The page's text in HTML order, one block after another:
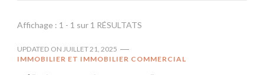
Affichage : 1 - 1 sur 1 RÉSULTATS
UPDATED ON JUILLET 21, 2025
IMMOBILIER ET IMMOBILIER COMMERCIAL